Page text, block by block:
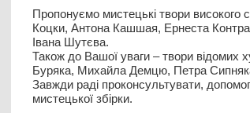
Пропонуємо мистецькі твори високого
Коцки, Антона Кашшая, Ернеста
Івана Шутєва.
Також до Вашої уваги – твори відомих
Буряка, Михайла Демцю, Петра
Завжди раді проконсультувати,
мистецької збірки.